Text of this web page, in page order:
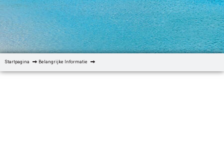
Startpagina Belangrijke Informatie